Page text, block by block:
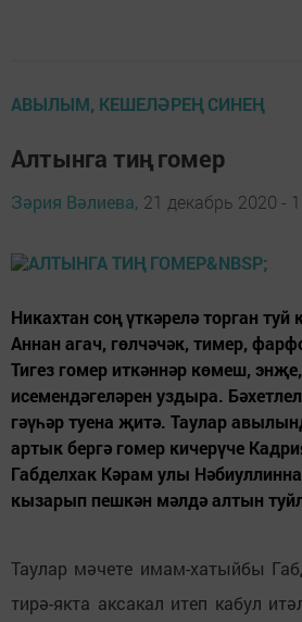
АВЫЛЫМ, КЕШЕЛӘРЕҢ СИНЕҢ
Алтынга тиң гомер
Зәрия Вәлиева, 21 декабрь 2020 -
Никахтан соң үткәрелә торган
Аннан агач, гөлчәчәк, тимер,
Тигез гомер иткәннәр көмеш,
исемендәгеләрен уздыра.
гәүһәр туена җитә. Таулар
артык бергә гомер кичерүче
Габделхак Кәрам улы
кызарып пешкән мәлдә алтын
Таулар мәчете имам-хатыйбы
тирә-якта аксакал итеп кабул